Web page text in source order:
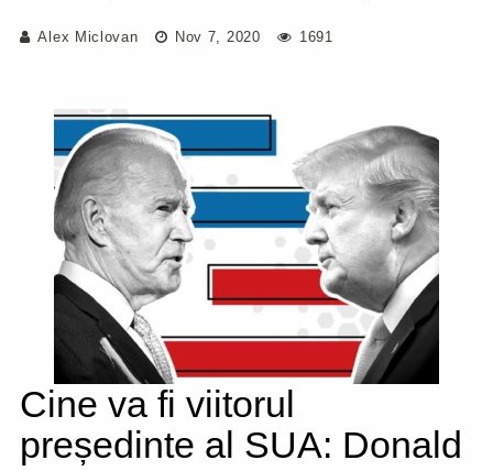
Alex Miclovan Nov 7, 2020 1691
Cine va fi viitorul
președinte al SUA: Donald